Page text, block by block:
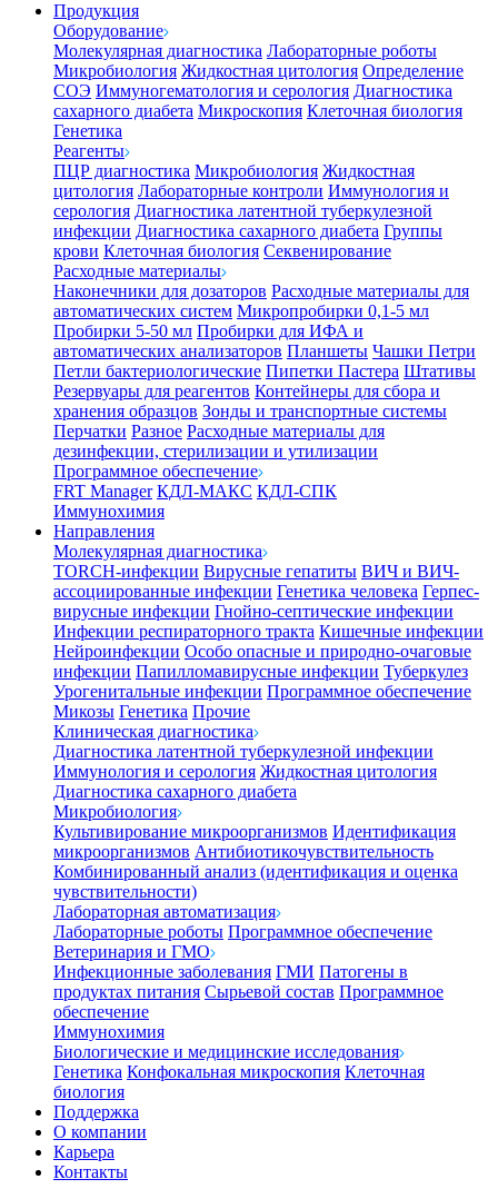
Продукция
Оборудование
Молекулярная диагностика Лабораторные роботы
Микробиология Жидкостная цитология Определение
СОЭ Иммуногематология и серология Диагностика
сахарного диабета Микроскопия Клеточная биология
Генетика
Реагенты
ПЦР диагностика Микробиология Жидкостная
цитология Лабораторные контроли Иммунология и
серология Диагностика латентной туберкулезной
инфекции Диагностика сахарного диабета Группы
крови Клеточная биология Секвенирование
Расходные материалы
Наконечники для дозаторов Расходные материалы для
автоматических систем Микропробирки 0,1-5 мл
Пробирки 5-50 мл Пробирки для ИФА и
автоматических анализаторов Планшеты Чашки Петри
Петли бактериологические Пипетки Пастера Штативы
Резервуары для реагентов Контейнеры для сбора и
хранения образцов Зонды и транспортные системы
Перчатки Разное Расходные материалы для
дезинфекции, стерилизации и утилизации
Программное обеспечение
FRT Manager КДЛ-МАКС КДЛ-СПК
Иммунохимия
Направления
Молекулярная диагностика
TORCH-инфекции Вирусные гепатиты ВИЧ и ВИЧ-
ассоциированные инфекции Генетика человека Герпес-
вирусные инфекции Гнойно-септические инфекции
Инфекции респираторного тракта Кишечные инфекции
Нейроинфекции Особо опасные и природно-очаговые
инфекции Папилломавирусные инфекции Туберкулез
Урогенитальные инфекции Программное обеспечение
Микозы Генетика Прочие
Клиническая диагностика
Диагностика латентной туберкулезной инфекции
Иммунология и серология Жидкостная цитология
Диагностика сахарного диабета
Микробиология
Культивирование микроорганизмов Идентификация
микроорганизмов Антибиотикочувствительность
Комбинированный анализ (идентификация и оценка
чувствительности)
Лабораторная автоматизация
Лабораторные роботы Программное обеспечение
Ветеринария и ГМО
Инфекционные заболевания ГМИ Патогены в
продуктах питания Сырьевой состав Программное
обеспечение
Иммунохимия
Биологические и медицинские исследования
Генетика Конфокальная микроскопия Клеточная
биология
Поддержка
О компании
Карьера
Контакты